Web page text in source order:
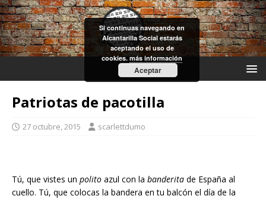
Patriotas de pacotilla
27 octubre, 2015 scarlettdumo
Tú, que vistes un polito azul con la banderita de España al
cuello. Tú, que colocas la bandera en tu balcón el día de la
Si continuas navegando en
Alcantarilla Social estarás
aceptando el uso de
cookies.más información
Aceptar